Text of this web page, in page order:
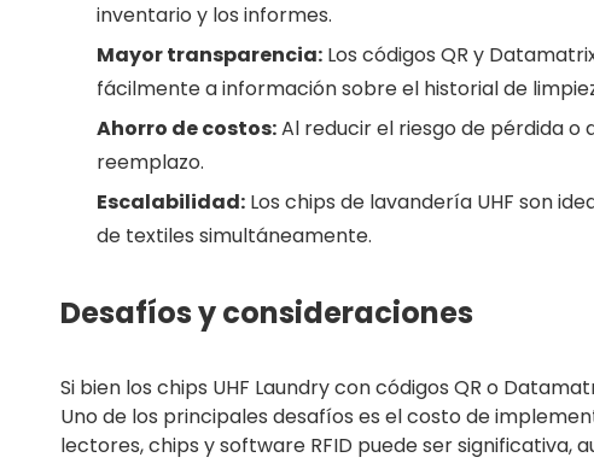
inventario y los informes.
Mayor transparencia: Los códigos QR y
fácilmente a información sobre el historial de
Ahorro de costos:Al reducir el riesgo de pérdida o
reemplazo.
Escalabilidad: Los chips de lavandería UHF son
de textiles simultáneamente.
Desafíos y consideraciones
Si bien los chips UHF Laundry con códigos QR o
Uno de los principales desafíos es el costo de
lectores, chips y software RFID puede ser significativa,